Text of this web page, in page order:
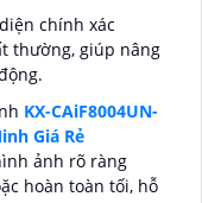
chính xác
thường, giúp nâng
KX-CAiF8004UN-
Giá Rẻ
ảnh rõ ràng
hoàn toàn tối, hỗ